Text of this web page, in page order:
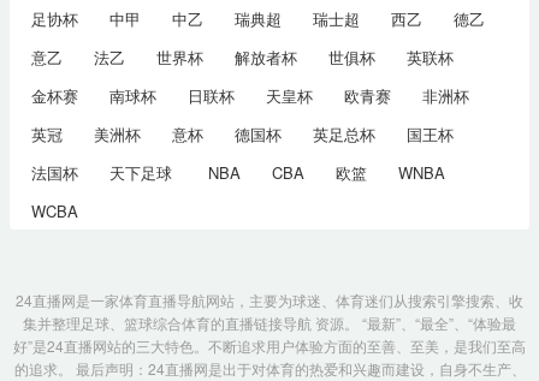
足协杯
中甲 中乙 瑞典超 瑞士超 西乙
德乙
意乙
法乙 世界杯 解放者杯 世俱杯
英联杯
金杯赛
南球杯 日联杯 天皇杯 欧青赛
非洲杯
英冠
美洲杯 意杯 德国杯 英足总杯
国王杯
法国杯
天下足球 NBA CBA 欧篮
WNBA
WCBA
24直播网是一家体育直播导航网站，主要为球迷、体育迷们从搜索引擎搜索、收
集并整理足球、篮球综合体育的直播链接导航 资源。 “最新”、“最全”、“体验最
好”是24直播网站的三大特色。不断追求用户体验方面的至善、至美，是我们至高
的追求。 最后声明：24直播网是出于对体育的热爱和兴趣而建设，自身不生产、